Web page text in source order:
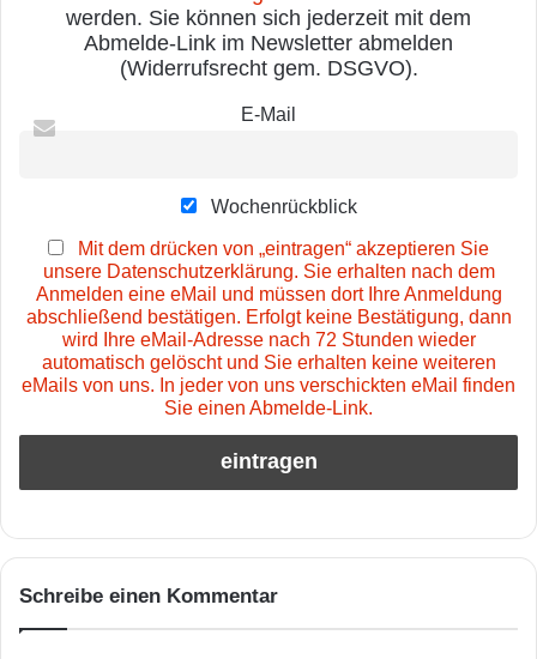
werden. Sie können sich jederzeit mit dem
Abmelde-Link im Newsletter abmelden
(Widerrufsrecht gem. DSGVO).
E-Mail
Wochenrückblick
Mit dem drücken von „eintragen“ akzeptieren Sie
unsere Datenschutzerklärung. Sie erhalten nach dem
Anmelden eine eMail und müssen dort Ihre Anmeldung
abschließend bestätigen. Erfolgt keine Bestätigung, dann
wird Ihre eMail-Adresse nach 72 Stunden wieder
automatisch gelöscht und Sie erhalten keine weiteren
eMails von uns. In jeder von uns verschickten eMail finden
Sie einen Abmelde-Link.
Schreibe einen Kommentar